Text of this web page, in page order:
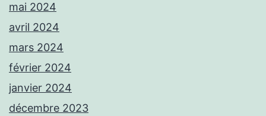
mai 2024
avril 2024
mars 2024
février 2024
janvier 2024
décembre 2023